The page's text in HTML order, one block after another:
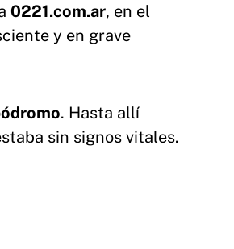
0221.com.ar, en el
y en grave
. Hasta allí
sin signos vitales.